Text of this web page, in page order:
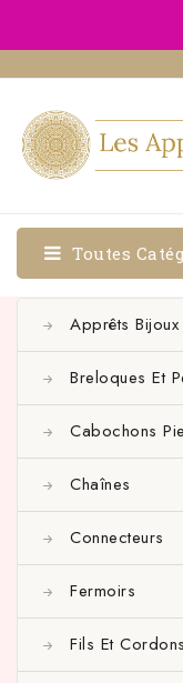
Toutes
Apprêts Bijoux
Breloques Et
Cabochons
Chaînes
Connecteurs
Fermoirs
Fils Et Cordons